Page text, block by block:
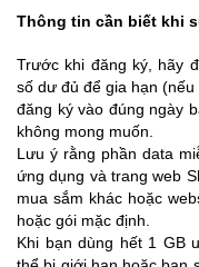
Thông tin cần biết khi
Trước khi đăng ký, hãy
số dư đủ để gia hạn
đăng ký vào đúng ngày
không mong muốn.
Lưu ý rằng phần data
ứng dụng và trang web
mua sắm khác hoặc
hoặc gói mặc định.
Khi bạn dùng hết 1 GB